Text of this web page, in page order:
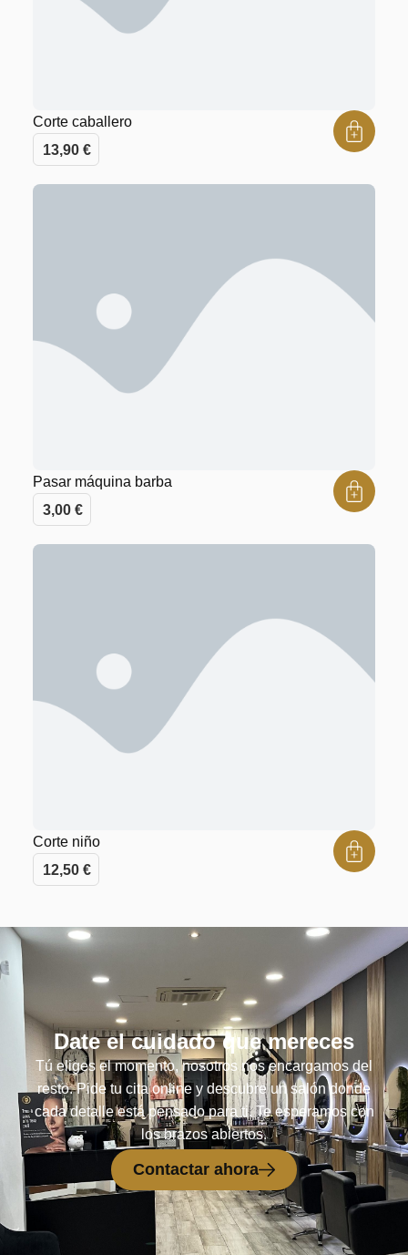
Corte caballero
13,90 €
Pasar máquina barba
3,00 €
Corte niño
12,50 €
Date el cuidado que mereces
Tú eliges el momento, nosotros nos encargamos del
resto. Pide tu cita online y descubre un salón donde
cada detalle está pensado para ti. Te esperamos con
los brazos abiertos.
Contactar ahora